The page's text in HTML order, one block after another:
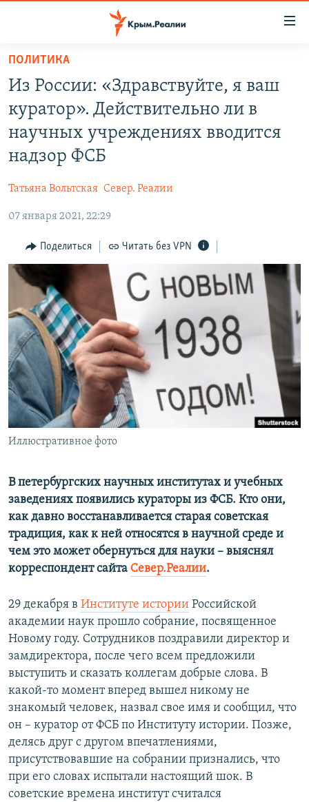
Вернуться
основному
содержанию
Вернутся
главной
Вернутся
КАРТА ВОЕННЫХ ОБЪЕКТОВ КРЫМА
ВОДА
ИНФОГРАФИКА
ТЕЛЕПРОЕКТ КРЫМ.РЕАЛИИ
СОВЕТЫ ПРАВОЗАЩИТНИКОВ
ПРОПАВШИЕ БЕЗ ВЕСТИ
ПОБЕДИТЕЛЕЙ НЕ СУДЯТ?
КРЫМ.НЕПОКОРЕННЫЙ
ELIFBE
УКРАИНСКАЯ ПРОБЛЕМА КРЫМА
КАК ОБОЙТИ БЛОКИРОВКУ
Qırımtatar
ПРИСОЕДИНЯЙТЕСЬ!
Все сайты RFE/RL
ПОЛИТИКА
Из России: «Здравствуйте, я ваш
куратор». Действительно ли в
научных учреждениях вводится
надзор ФСБ
Татьяна Вольтская Север. Реалии
07 января 2021, 22:29
Поделиться Читать без VPN
Иллюстративное фото
В петербургских научных институтах и учебных
заведениях появились кураторы из ФСБ. Кто они,
как давно восстанавливается старая советская
традиция, как к ней относятся в научной среде и
чем это может обернуться для науки – выяснял
корреспондент сайта Север.Реалии.
29 декабря в Институте истории Российской
академии наук прошло собрание, посвященное
Новому году. Сотрудников поздравили директор и
замдиректора, после чего всем предложили
выступить и сказать коллегам добрые слова. В
какой-то момент вперед вышел никому не
знакомый человек, назвал свое имя и сообщил, что
он – куратор от ФСБ по Институту истории. Позже,
делясь друг с другом впечатлениями,
присутствовавшие на собрании признались, что
при его словах испытали настоящий шок. В
советские времена институт считался